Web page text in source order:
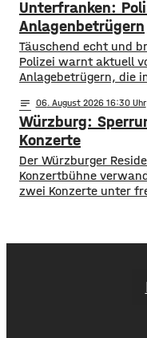
Die Projekte sollen
dienen und das
Lands stärken. Die
Daseinsvorsorge,
Unterfranken:
Anlagenbetrügern
​​Täuschend echt und
Polizei warnt aktuell
Anlagebetrügern, die
Menschen aus der
Polizei erstellen die
Werbevideos oder
Persönlichkeiten. Ihr
notes 06. August 2026 16:30
Würzburg:
Konzerte
Der Würzburger
Konzertbühne
zwei Konzerte unter